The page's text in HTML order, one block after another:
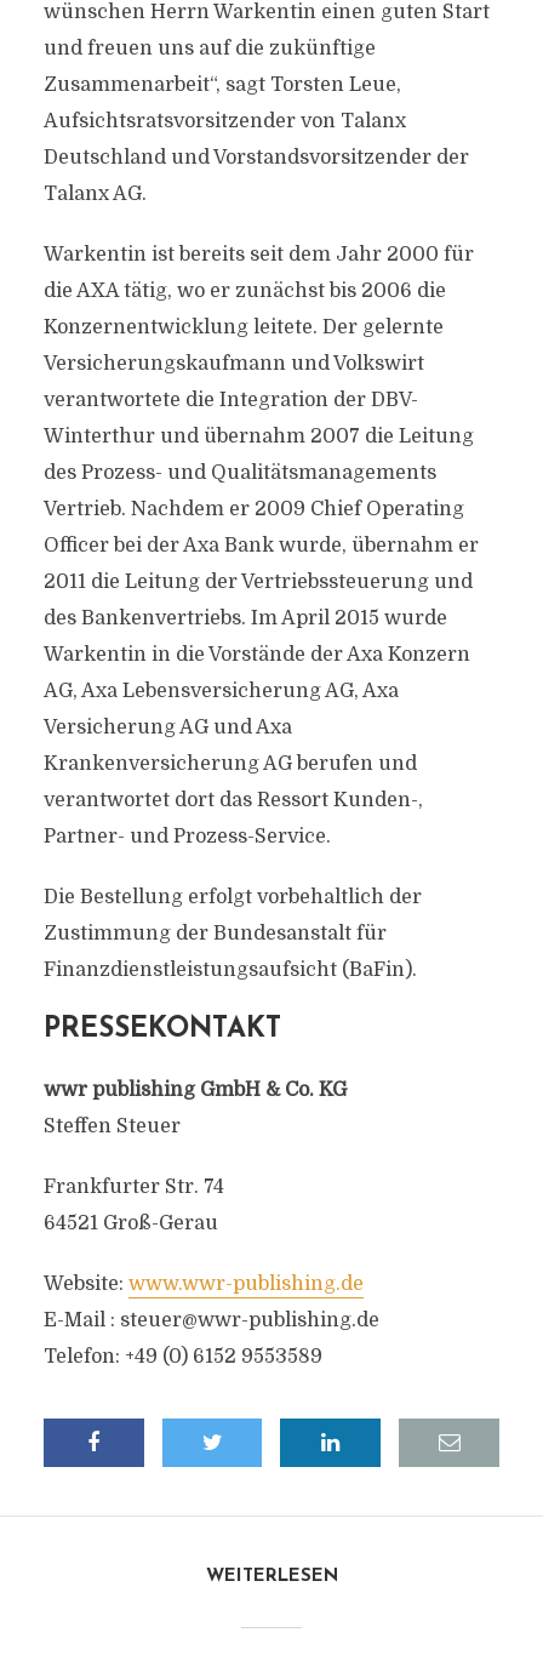
wünschen Herrn Warkentin einen guten Start
und freuen uns auf die zukünftige
Zusammenarbeit“, sagt Torsten Leue,
Aufsichtsratsvorsitzender von Talanx
Deutschland und Vorstandsvorsitzender der
Talanx AG.
Warkentin ist bereits seit dem Jahr 2000 für
die AXA tätig, wo er zunächst bis 2006 die
Konzernentwicklung leitete. Der gelernte
Versicherungskaufmann und Volkswirt
verantwortete die Integration der DBV-
Winterthur und übernahm 2007 die Leitung
des Prozess- und Qualitätsmanagements
Vertrieb. Nachdem er 2009 Chief Operating
Officer bei der Axa Bank wurde, übernahm er
2011 die Leitung der Vertriebssteuerung und
des Bankenvertriebs. Im April 2015 wurde
Warkentin in die Vorstände der Axa Konzern
AG, Axa Lebensversicherung AG, Axa
Versicherung AG und Axa
Krankenversicherung AG berufen und
verantwortet dort das Ressort Kunden-,
Partner- und Prozess-Service.
Die Bestellung erfolgt vorbehaltlich der
Zustimmung der Bundesanstalt für
Finanzdienstleistungsaufsicht (BaFin).
PRESSEKONTAKT
wwr publishing GmbH & Co. KG
Steffen Steuer
Frankfurter Str. 74
64521 Groß-Gerau
Website: www.wwr-publishing.de
E-Mail : steuer@wwr-publishing.de
Telefon: +49 (0) 6152 9553589
WEITERLESEN